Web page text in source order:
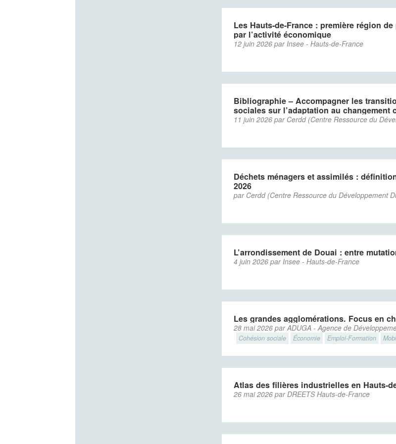
Les Hauts-de-France : première région
par l’activité économique
12 juin 2026 par Insee - Hauts-de-France
Bibliographie – Accompagner les
sociales sur l’adaptation au changement
11 juin 2026 par Cerdd (Centre Ressource du
Déchets ménagers et assimilés :
2026
par Cerdd (Centre Ressource du Développement
L’arrondissement de Douai : entre
4 juin 2026 par Insee - Hauts-de-France
Les grandes agglomérations. Focus en
28 mai 2026 par ADUGA - Agence de
Cohésion sociale Économie Emploi-Formation
Atlas des filières industrielles en Hauts-
26 mai 2026 par DREETS Hauts-de-France